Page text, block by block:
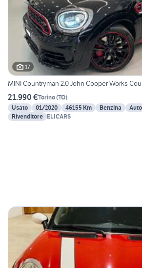
17
MINI Countryman 2.0 John Cooper Works
21.990 €Torino(TO)
Usato
01/2020 46155 Km Benzina
Rivenditore ELICARS